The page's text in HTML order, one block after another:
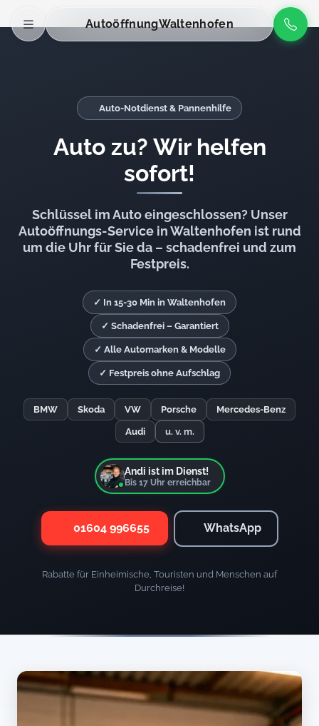
AutoöffnungWaltenhofen
Auto-Notdienst & Pannenhilfe
Auto zu? Wir helfen
sofort!
Schlüssel im Auto eingeschlossen? Unser
Autoöffnungs-Service in Waltenhofen ist rund
um die Uhr für Sie da – schadenfrei und zum
Festpreis.
✓ In 15-30 Min in Waltenhofen
✓ Schadenfrei – Garantiert
✓ Alle Automarken & Modelle
✓ Festpreis ohne Aufschlag
BMW Skoda VW Porsche Mercedes-Benz
Audi u. v. m.
Andi ist im Dienst!
Bis 17Uhr erreichbar
01604 996655 WhatsApp
Rabatte für Einheimische, Touristen und Menschen auf
Durchreise!